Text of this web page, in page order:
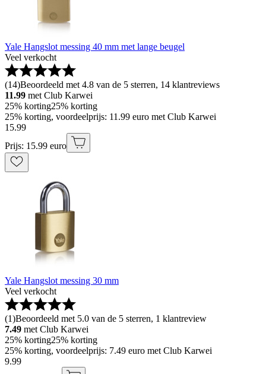
Yale Hangslot messing 40 mm met lange beugel
Veel verkocht
(14)Beoordeeld met 4.8 van de 5 sterren, 14 klantreviews
11.99 met Club Karwei
25% korting25% korting
25% korting, voordeelprijs: 11.99 euro met Club Karwei
15.99
Prijs: 15.99 euro
Yale Hangslot messing 30 mm
Veel verkocht
(1)Beoordeeld met 5.0 van de 5 sterren, 1 klantreview
7.49 met Club Karwei
25% korting25% korting
25% korting, voordeelprijs: 7.49 euro met Club Karwei
9.99